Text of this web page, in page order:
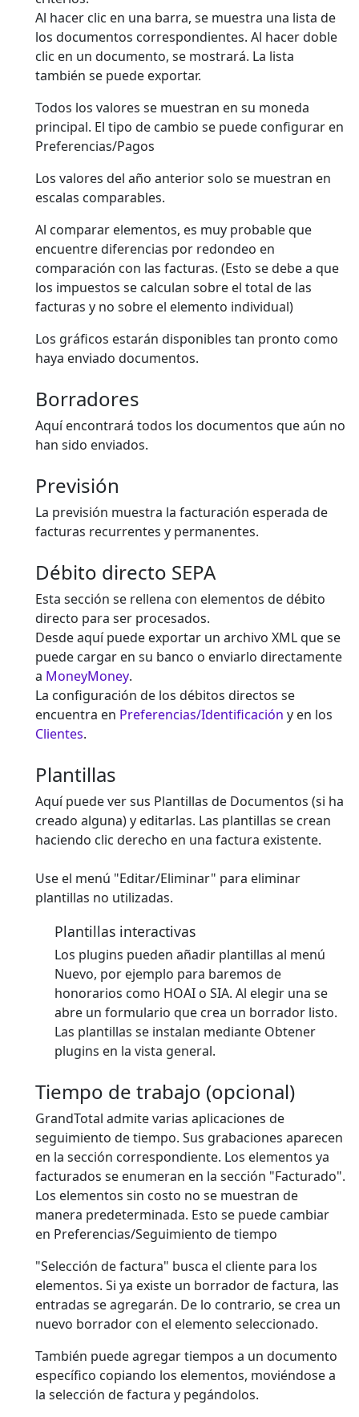
Al hacer clic en una barra, se muestra una lista de
los documentos correspondientes. Al hacer doble
clic en un documento, se mostrará. La lista
también se puede exportar.
Todos los valores se muestran en su moneda
principal. El tipo de cambio se puede configurar en
Preferencias/Pagos
Los valores del año anterior solo se muestran en
escalas comparables.
Al comparar elementos, es muy probable que
encuentre diferencias por redondeo en
comparación con las facturas. (Esto se debe a que
los impuestos se calculan sobre el total de las
facturas y no sobre el elemento individual)
Los gráficos estarán disponibles tan pronto como
haya enviado documentos.
Borradores
Aquí encontrará todos los documentos que aún no
han sido enviados.
Previsión
La previsión muestra la facturación esperada de
facturas recurrentes y permanentes.
Débito directo SEPA
Esta sección se rellena con elementos de débito
directo para ser procesados.
Desde aquí puede exportar un archivo XML que se
puede cargar en su banco o enviarlo directamente
a MoneyMoney.
La configuración de los débitos directos se
encuentra en Preferencias/Identificación y en los
Clientes.
Plantillas
Aquí puede ver sus Plantillas de Documentos (si ha
creado alguna) y editarlas. Las plantillas se crean
haciendo clic derecho en una factura existente.
Use el menú "Editar/Eliminar" para eliminar
plantillas no utilizadas.
Plantillas interactivas
Los plugins pueden añadir plantillas al menú
Nuevo, por ejemplo para baremos de
honorarios como HOAI o SIA. Al elegir una se
abre un formulario que crea un borrador listo.
Las plantillas se instalan mediante Obtener
plugins en la vista general.
Tiempo de trabajo (opcional)
GrandTotal admite varias aplicaciones de
seguimiento de tiempo. Sus grabaciones aparecen
en la sección correspondiente. Los elementos ya
facturados se enumeran en la sección "Facturado".
Los elementos sin costo no se muestran de
manera predeterminada. Esto se puede cambiar
en Preferencias/Seguimiento de tiempo
"Selección de factura" busca el cliente para los
elementos. Si ya existe un borrador de factura, las
entradas se agregarán. De lo contrario, se crea un
nuevo borrador con el elemento seleccionado.
También puede agregar tiempos a un documento
específico copiando los elementos, moviéndose a
la selección de factura y pegándolos.